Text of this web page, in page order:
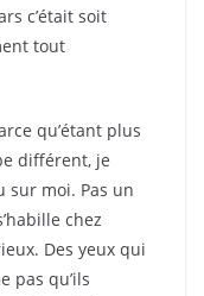
c’était soit
tout
qu’étant plus
différent, je
sur moi. Pas un
chez
Des yeux qui
pas qu’ils